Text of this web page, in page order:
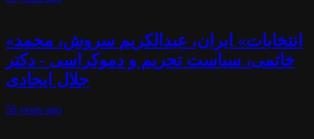
«انتخابات» ایران، عبدالکریم سروش، محمد
خاتمی، سیاست تحریم و دموکراسی - دکتر
جلال ایجادی
56 years ago